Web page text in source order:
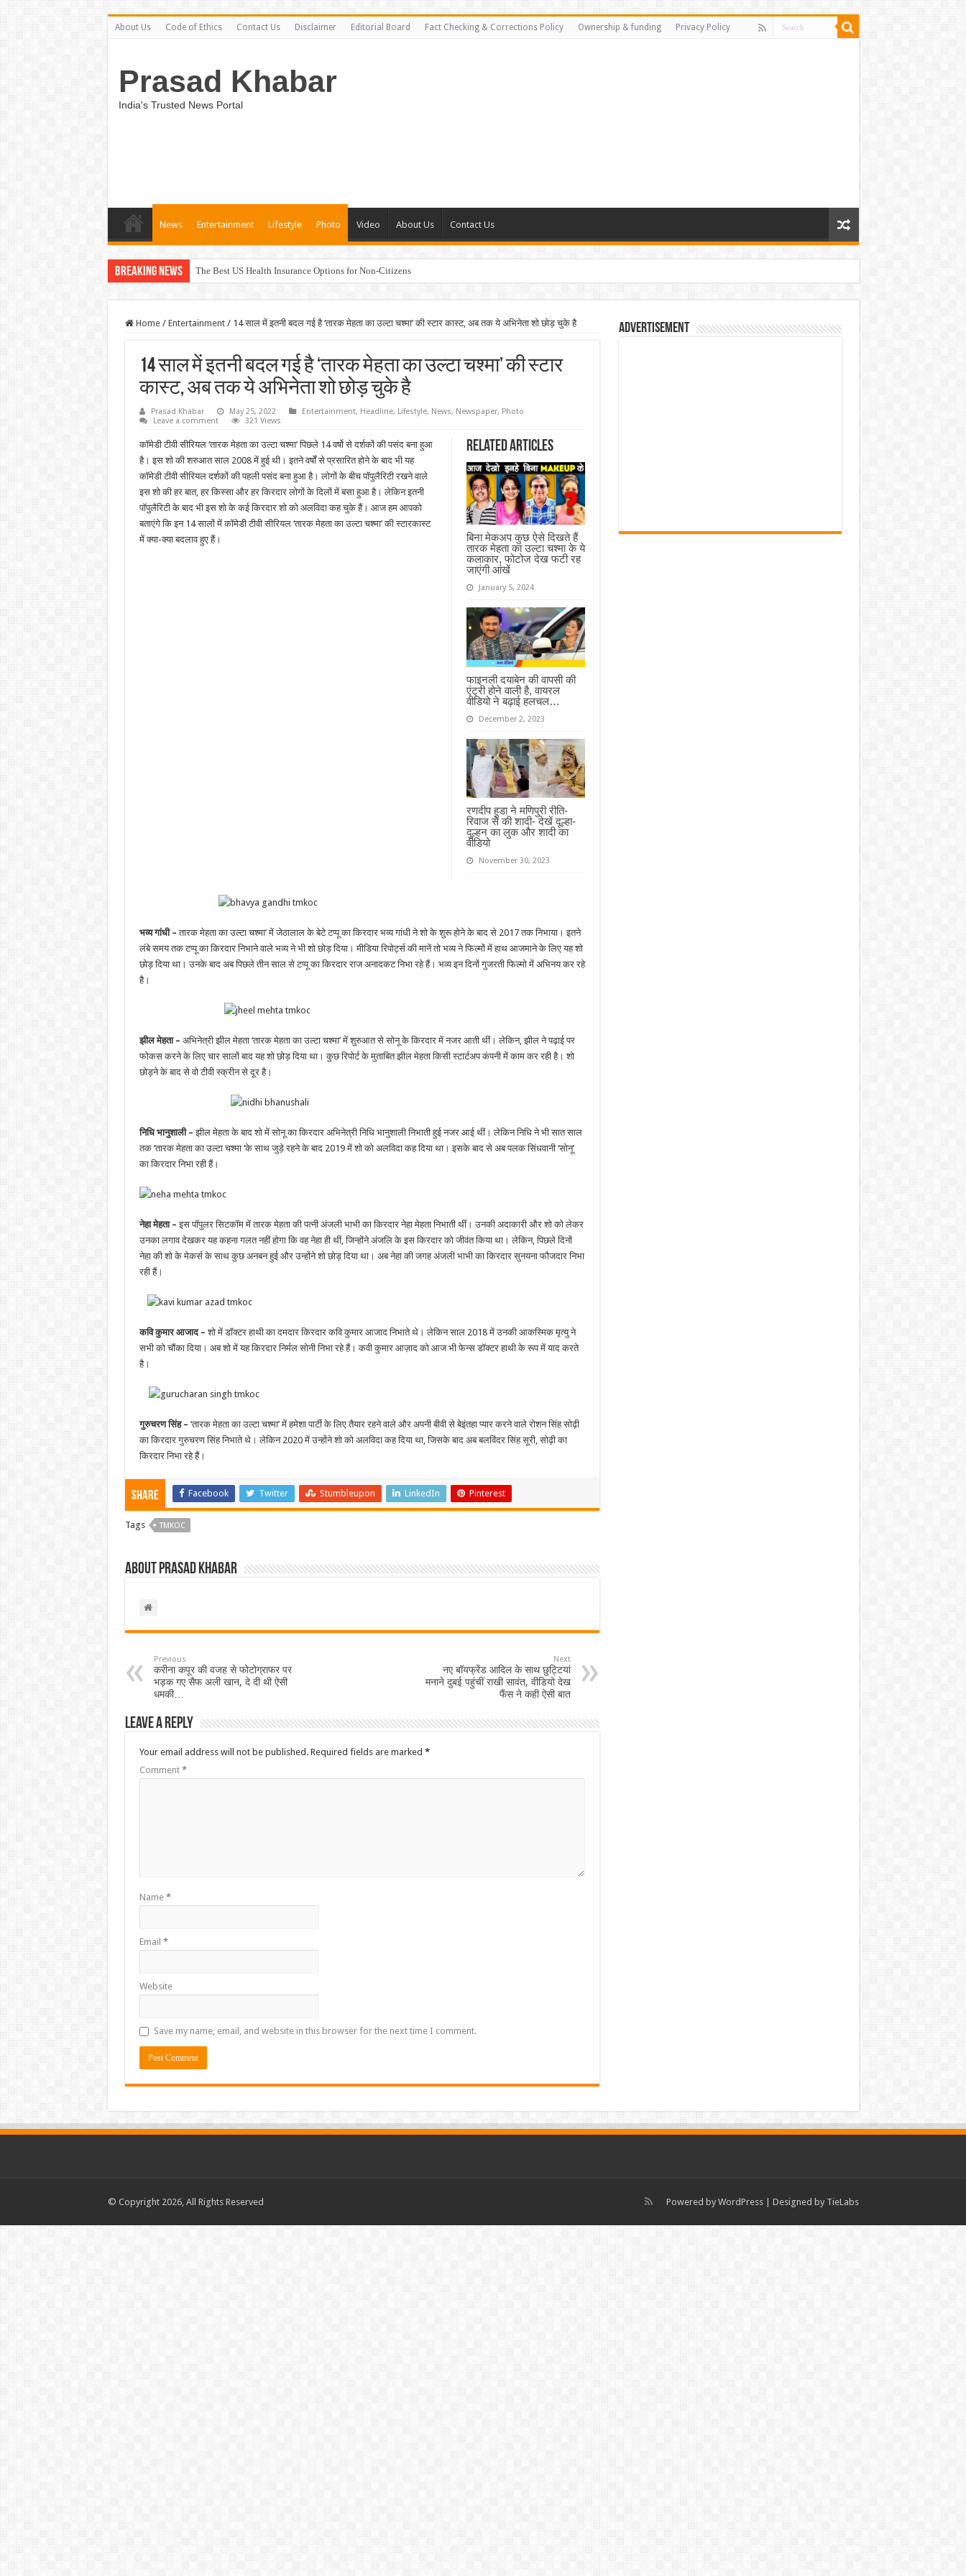
About Us Code of Ethics Contact Us Disclaimer Editorial Board Fact Checking & Corrections Policy Ownership & funding Privacy Policy
Prasad Khabar
India's Trusted News Portal
News Entertainment Lifestyle Photo Video About Us Contact Us
Breaking News The Best US Health Insurance Options for Non-Citizens
Home / Entertainment / 14 साल में इतनी बदल गई है ‘तारक मेहता का उल्टा चश्मा’ की स्टार कास्ट, अब तक ये अभिनेता शो छोड़ चुके है
14 साल में इतनी बदल गई है ‘तारक मेहता का उल्टा चश्मा’ की स्टार
कास्ट, अब तक ये अभिनेता शो छोड़ चुके है
Prasad Khabar May 25, 2022 Entertainment, Headline, Lifestyle, News, Newspaper, Photo
Leave a comment
321 Views
Related Articles
बिना मेकअप कुछ ऐसे दिखते हैं
तारक मेहता का उल्टा चश्मा के ये
कलाकार, फोटोज देख फटी रह
जाएंगी आंखें
January 5, 2024
फाइनली दयाबेन की वापसी की
एंट्री होने वाली है, वायरल
वीडियो ने बढ़ाई हलचल…
December 2, 2023
रणदीप हुडा ने मणिपुरी रीति-
रिवाज से की शादी- देखें दूल्हा-
दुल्हन का लुक और शादी का
वीडियो
November 30, 2023
कॉमेडी टीवी सीरियल ‘तारक मेहता का उल्टा चश्मा’ पिछले 14 वर्षो से दर्शकों की पसंद बना हुआ
है। इस शो की शरुआत साल 2008 में हुई थी। इतने वर्षों से प्रसारित होने के बाद भी यह
कॉमेडी टीवी सीरियल दर्शकों की पहली पसंद बना हुआ है। लोगों के बीच पॉपुलैरिटी रखने वाले
इस शो की हर बात, हर किस्सा और हर किरदार लोगों के दिलों में बसा हुआ है। लेकिन इतनी
पॉपुलैरिटी के बाद भी इस शो के कई किरदार शो को अलविदा कह चुके हैं। आज हम आपको
बताएंगे कि इन 14 सालों में कॉमेडी टीवी सीरियल ‘तारक मेहता का उल्टा चश्मा’ की स्टारकास्ट
में क्या-क्या बदलाव हुए हैं।
भव्य गांधी – तारक मेहता का उल्टा चश्मा’ में जेठालाल के बेटे टप्पू का किरदार भव्य गांधी ने शो के शुरू होने के बाद से 2017 तक निभाया। इतने
लंबे समय तक टप्पू का किरदार निभाने वाले भव्य ने भी शो छोड़ दिया। मीडिया रिपोर्ट्स की मानें तो भव्य ने फिल्मों में हाथ आजमाने के लिए यह शो
छोड़ दिया था। उनके बाद अब पिछले तीन साल से टप्पू का किरदार राज अनादकट निभा रहे हैं। भव्य इन दिनों गुजरती फिल्मो में अभिनय कर रहे
है।
झील मेहता – अभिनेत्री झील मेहता ‘तारक मेहता का उल्टा चश्मा’ में शुरुआत से सोनू के किरदार में नजर आती थीं। लेकिन, झील ने पढ़ाई पर
फोकस करने के लिए चार सालों बाद यह शो छोड़ दिया था। कुछ रिपोर्ट के मुताबित झील मेहता किसी स्टार्टअप कंपनी में काम कर रही है। शो
छोड़ने के बाद से वो टीवी स्क्रीन से दूर है।
निधि भानुशाली – झील मेहता के बाद शो में सोनू का किरदार अभिनेत्री निधि भानुशाली निभाती हुई नजर आई थीं। लेकिन निधि ने भी सात साल
तक ‘तारक मेहता का उल्टा चश्मा ‘के साथ जुड़े रहने के बाद 2019 में शो को अलविदा कह दिया था। इसके बाद से अब पलक सिंधवानी ‘सोनू’
का किरदार निभा रही हैं।
नेहा मेहता – इस पॉपुलर सिटकॉम में तारक मेहता की पत्नी अंजली भाभी का किरदार नेहा मेहता निभाती थीं। उनकी अदाकारी और शो को लेकर
उनका लगाव देखकर यह कहना गलत नहीं होगा कि वह नेहा ही थीं, जिन्होंने अंजलि के इस किरदार को जीवंत किया था। लेकिन, पिछले दिनों
नेहा की शो के मेकर्स के साथ कुछ अनबन हुई और उन्होंने शो छोड़ दिया था। अब नेहा की जगह अंजली भाभी का किरदार सुनयना फौजदार निभा
रही हैं।
कवि कुमार आजाद – शो में डॉक्टर हाथी का दमदार किरदार कवि कुमार आजाद निभाते थे। लेकिन साल 2018 में उनकी आकस्मिक मृत्यु ने
सभी को चौंका दिया। अब शो में यह किरदार निर्मल सोनी निभा रहे हैं। कवी कुमार आज़ाद को आज भी फेन्स डॉक्टर हाथी के रूप में याद करते
है।
गुरुचरण सिंह – ‘तारक मेहता का उल्टा चश्मा’ में हमेशा पार्टी के लिए तैयार रहने वाले और अपनी बीवी से बेइंतहा प्यार करने वाले रोशन सिंह सोढ़ी
का किरदार गुरुचरण सिंह निभाते थे। लेकिन 2020 में उन्होंने शो को अलविदा कह दिया था, जिसके बाद अब बलविंदर सिंह सूरी, सोढ़ी का
किरदार निभा रहे हैं।
Share Facebook Twitter Stumbleupon LinkedIn Pinterest
Tags TMKOC
About Prasad Khabar
Previous
करीना कपूर की वजह से फोटोग्राफर पर
भड़क गए सैफ अली खान, दे दी थी ऐसी
धमकी…
Next
नए बॉयफ्रेंड आदिल के साथ छुट्टियां
मनाने दुबई पहुंचीं राखी सावंत, वीडियो देख
फैंस ने कही ऐसी बात
Leave a Reply
Your email address will not be published. Required fields are marked *
Comment *
Name *
Email *
Website
Save my name, email, and website in this browser for the next time I comment.
Advertisement
Powered by WordPress| Designed by TieLabs
© Copyright 2026, All Rights Reserved